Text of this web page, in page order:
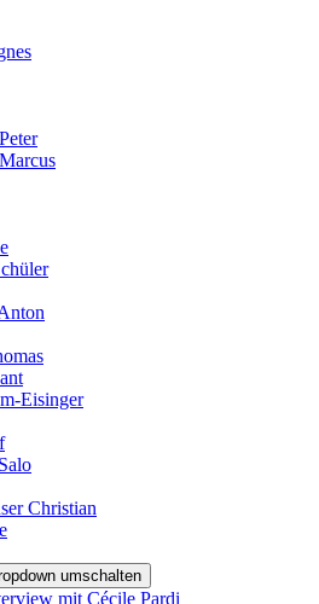
Eisinger
Christian
umschalten
mit Cécile Pardi